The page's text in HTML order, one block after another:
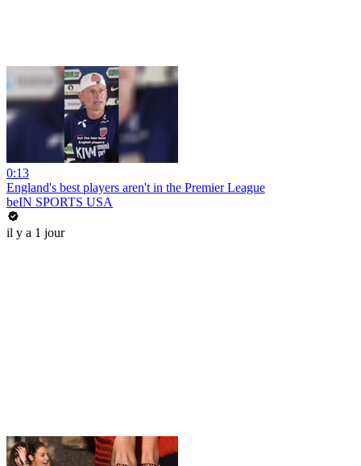
0:13
England's best players aren't in the Premier League
beIN SPORTS USA
il y a 1 jour